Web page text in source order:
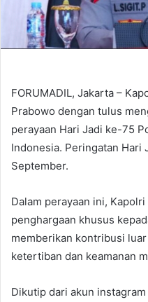
FORUMADIL, Jakarta –
Prabowo dengan tulus
perayaan Hari Jadi ke-75
Indonesia. Peringatan Hari
September.
Dalam perayaan ini,
penghargaan khusus
memberikan kontribusi
ketertiban dan keamanan
Dikutip dari akun instagram